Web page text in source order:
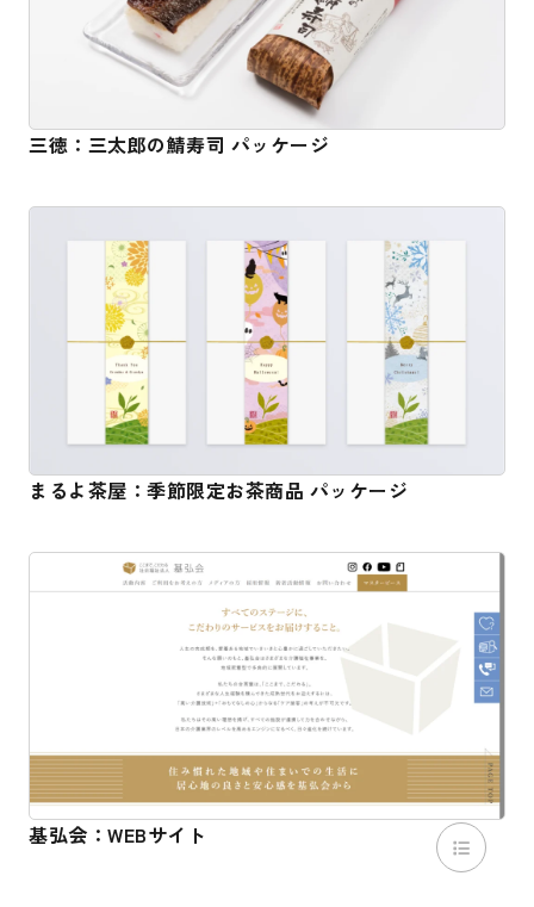
三徳：三太郎の鯖寿司 パッケージ
まるよ茶屋：季節限定お茶商品 パッケージ
基弘会：WEBサイト